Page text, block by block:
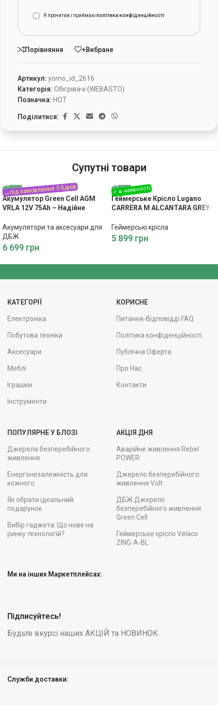
Я прочитав і приймаюполітика конфіденційності
Порівняння +Вибране
Артикул: yomo_id_2616
Категорія: Обігрівачі (WEBASTO)
Позначка: HOT
Поділитися:
Супутні товари
Акумулятор Green Cell AGM
VRLA 12V 75Ah – Надійне
Акумулятори та аксесуари для
ДБЖ
6 699 грн
Геймерське Крісло Lugano
CARRERA M ALCANTARA GREY –
Геймерські крісла
5 899 грн
КАТЕГОРІЇ
Електроніка
Побутова техніка
Аксесуари
Меблі
Іграшки
Інструменти
КОРИСНЕ
Питання-Відповідді FAQ
Політика конфіденційності
Публічна Оферта
Про Нас
Контакти
ПОПУЛЯРНЕ У БЛОЗІ
Джерела безперебійного
живлення
Енергонезалежність для
кожного
Як обрати ідеальний
подарунок
Вибір гаджета: Що нове на
ринку технологій?
АКЦІЯ ДНЯ
Аварійне живлення Rebel
POWER
Джерело безперебійного
живлення Volt
ДБЖ Джерело
безперебійного живлення
Green Cell
Геймерське крісло Velaco
ZING-A-BL
Ми на інших Маркетплейсах:
Підписуйтесь!
Будьте вкурсі наших АКЦІЙ та НОВИНОК
Служби доставки: